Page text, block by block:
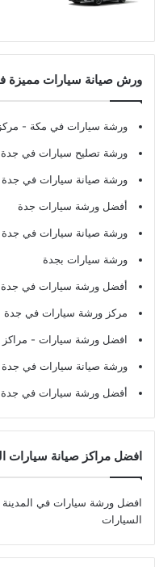
ورش صيانة سيارات مميزة
ورشة سيارات في مكة -
ورشة تصليح سيارات في جدة
ورشة صيانة سيارات في جدة
أفضل ورشة سيارات جدة
ورشة صيانة سيارات في جدة
ورشة سيارات بجدة
أفضل ورشة سيارات في جدة
مركز ورشة سيارات في جدة
افضل ورشة سيارات -
ورشة صيانة سيارات في جدة
أفضل ورشة سيارات في جدة
افضل مراكز صيانة سيارات
افضل ورشة سيارات في المدينة
السيارات